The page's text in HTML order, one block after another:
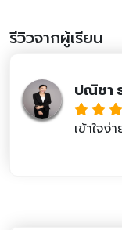
รีวิวจากผู้เรียน
ปณิชา
เข้าใจง่